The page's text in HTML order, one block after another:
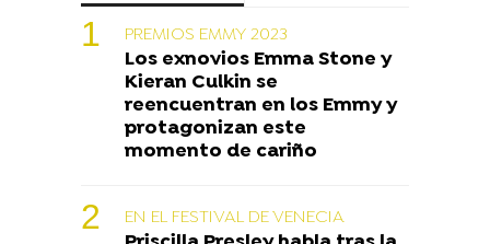
PREMIOS EMMY 2023
Los exnovios Emma Stone y
Kieran Culkin se
reencuentran en los Emmy y
protagonizan este
momento de cariño
EN EL FESTIVAL DE VENECIA